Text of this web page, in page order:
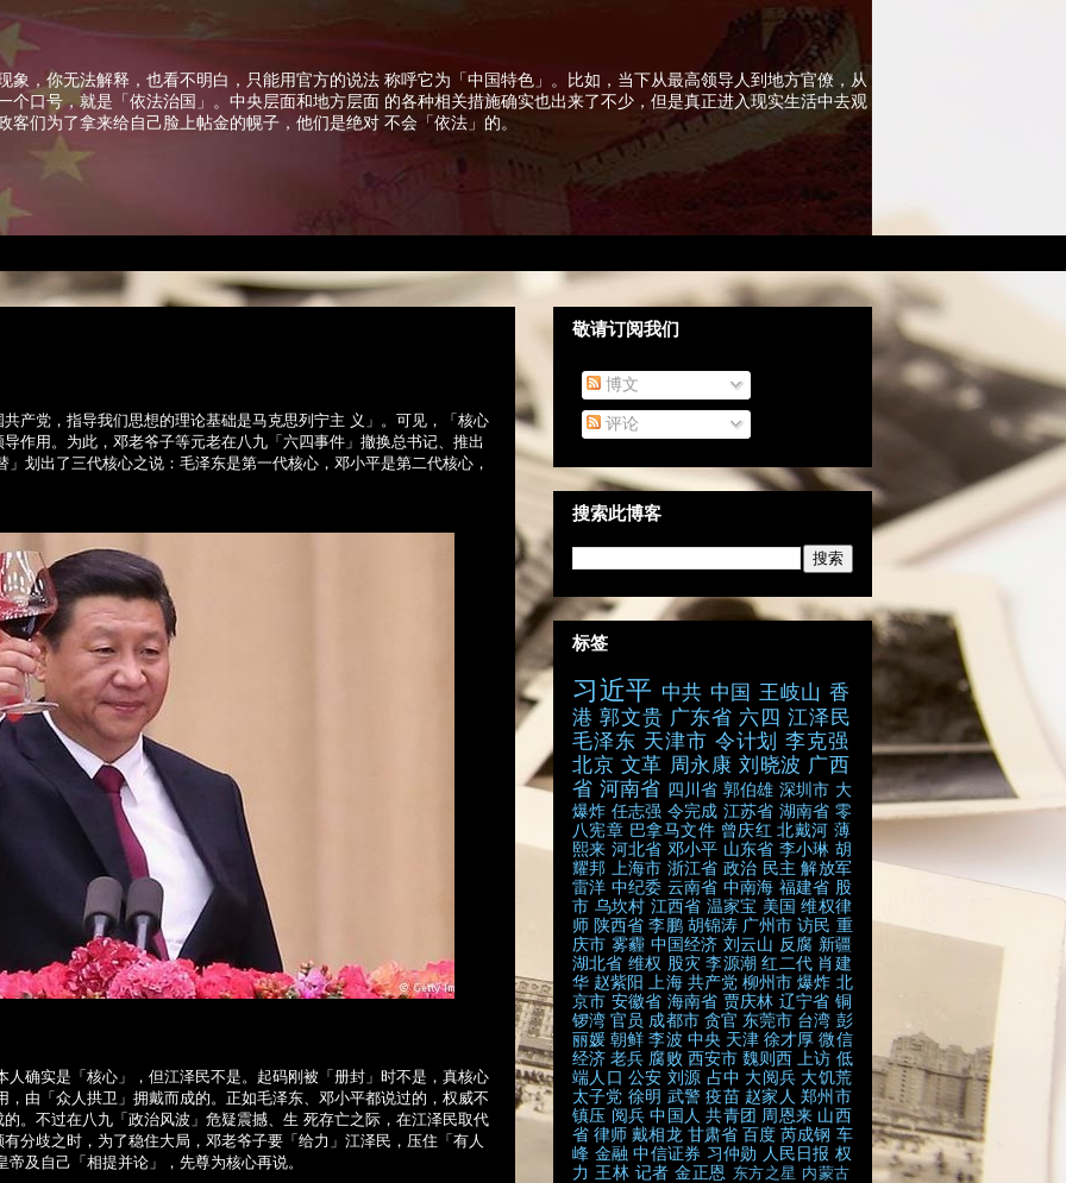
象，你无法解释，也看不明白，只能用官方的说法 称呼它为「中国特色」。比如，当下从最高领导人到地方官僚，从
个口号，就是「依法治国」。中央层面和地方层面 的各种相关措施确实也出来了不少，但是真正进入现实生活中去观
们为了拿来给自己脸上帖金的幌子，他们是绝对 不会「依法」的。
产党，指导我们思想的理论基础是马克思列宁主 义」。可见，「核心
作用。为此，邓老爷子等元老在八九「六四事件」撤换总书记、推出
划出了三代核心之说：毛泽东是第一代核心，邓小平是第二代核心，
确实是「核心」，但江泽民不是。起码刚被「册封」时不是，真核心
由「众人拱卫」拥戴而成的。正如毛泽东、邓小平都说过的，权威不
。不过在八九「政治风波」危疑震撼、生 死存亡之际，在江泽民取代
分歧之时，为了稳住大局，邓老爷子要「给力」江泽民，压住「有人
及自己「相提并论」，先尊为核心再说。
敬请订阅我们
博文
评论
搜索此博客
标签
习近平 中共 中国 王岐山 香
港 郭文贵 广东省 六四 江泽民
毛泽东 天津市 令计划 李克强
北京 文革 周永康 刘晓波 广西
省 河南省 四川省 郭伯雄 深圳市 大
爆炸 任志强 令完成 江苏省 湖南省 零
八宪章 巴拿马文件 曾庆红 北戴河 薄
熙来 河北省 邓小平 山东省 李小琳 胡
耀邦
上海市 浙江省 政治 民主 解放军
雷洋 中纪委 云南省 中南海 福建省 股
市 乌坎村 江西省 温家宝 美国 维权律
师 陕西省 李鹏 胡锦涛 广州市 访民 重
庆市 雾霾 中国经济 刘云山 反腐 新疆
湖北省 维权 股灾 李源潮 红二代 肖建
华 赵紫阳 上海 共产党 柳州市 爆炸 北
京市 安徽省 海南省 贾庆林 辽宁省 铜
锣湾 官员 成都市 贪官 东莞市 台湾 彭
丽媛 朝鲜 李波 中央 天津 徐才厚 微信
经济 老兵 腐败 西安市 魏则西 上访 低
端人口 公安 刘源 占中 大阅兵 大饥荒
太子党 徐明 武警 疫苗 赵家人 郑州市
镇压 阅兵 中国人 共青团 周恩来 山西
省 律师 戴相龙 甘肃省 百度 芮成钢 车
峰 金融 中信证券 习仲勋 人民日报 权
力 王林 记者 金正恩 东方之星 内蒙古